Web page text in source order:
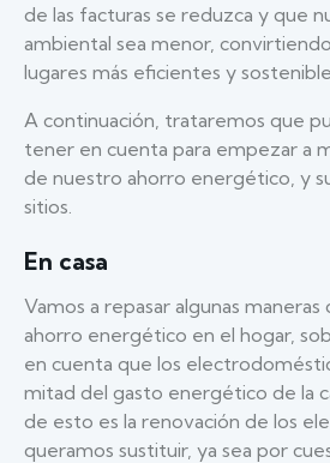
de las facturas se reduzca y que
ambiental sea menor,
lugares más eficientes y
A continuación, trataremos que
tener en cuenta para empezar a
de nuestro ahorro energético, y
sitios.
En casa
Vamos a repasar algunas
ahorro energético en el hogar,
en cuenta que los
mitad del gasto energético de la
de esto es la renovación de los
queramos sustituir, ya sea por